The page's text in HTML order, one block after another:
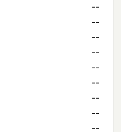
--
--
--
--
--
--
--
--
--